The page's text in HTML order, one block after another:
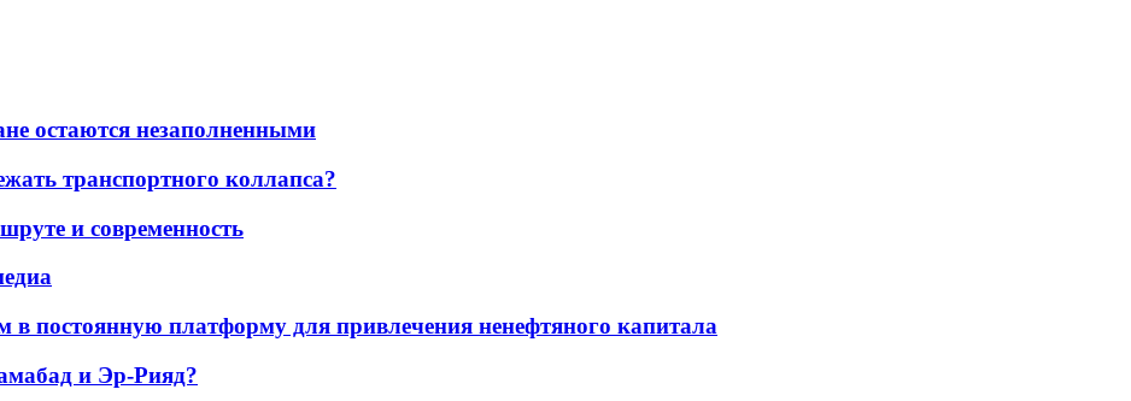
остаются незаполненными
транспортного коллапса?
и современность
постоянную платформу для привлечения ненефтяного капитала
и Эр-Рияд?